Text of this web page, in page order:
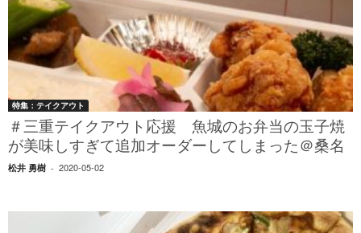
特集：テイクアウト
＃三重テイクアウト応援 魚城のお弁当の玉子焼
が美味しすぎて追加オーダーしてしまった＠桑名
松井 勇樹 - 2020-05-02